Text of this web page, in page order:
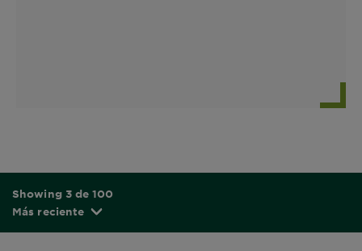
Showing 3 de 100
Más reciente